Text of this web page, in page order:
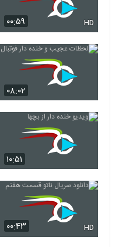
۰۰:۵۹ HD
۰۸:۰۲
۱۰:۵۱
۰۰:۴۳ HD